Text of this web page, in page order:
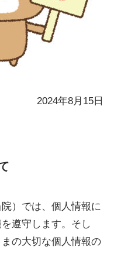
2024年8月15日
て
）では、個人情報に
遵守します。そし
の大切な個人情報の